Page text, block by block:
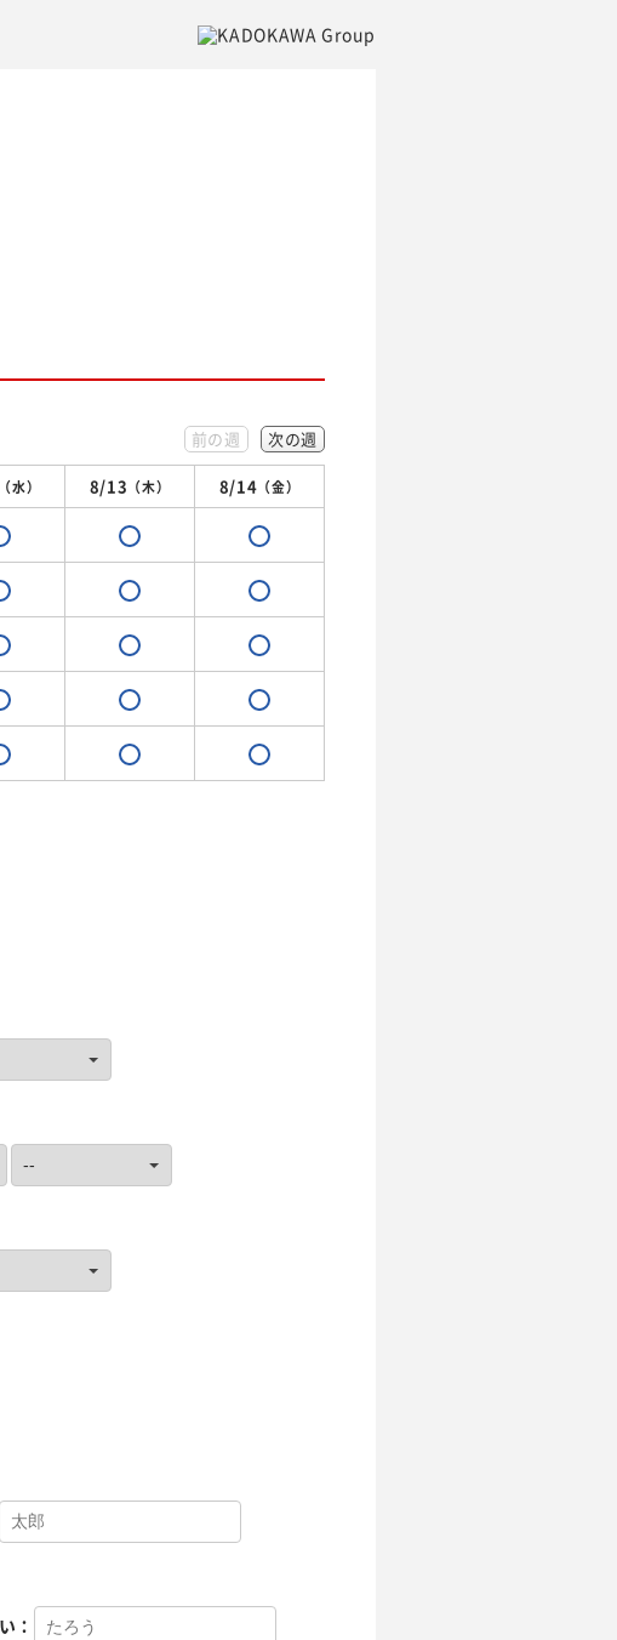
前の週 次の週
（水） 8/13 （木） 8/14 （金）
：